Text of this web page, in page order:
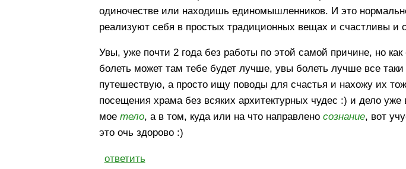
одиночестве или находишь единомышленников. И это
реализуют себя в простых традиционных вещах и счастливы и
Увы, уже почти 2 года без работы по этой самой причине, но
болеть может там тебе будет лучше, увы болеть лучше все таки
путешествую, а просто ищу поводы для счастья и нахожу их
посещения храма без всяких архитектурных чудес :) и дело
моетело, а в том, куда или на что направленосознание, вот
это очь здорово :)
ответить